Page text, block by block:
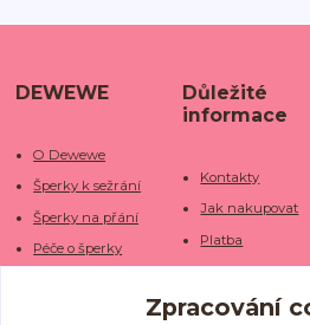
DEWEWE
O Dewewe
Šperky k sežrání
Šperky na přání
Péče o šperky
Kamenné obchody
Důležité
informace
Kontakty
Jak nakupovat
Platba
Doba dodání
Doprava
Zpracování